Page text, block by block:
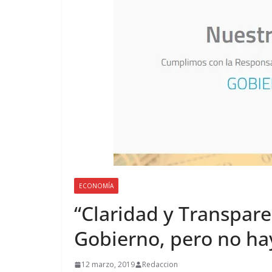
ECONOMÍA
“Claridad y
Gobierno, pero no
12 marzo, 2019 Redaccion